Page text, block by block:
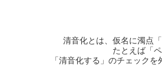
清音化とは、仮名に濁点
たとえば「
「清音化する」のチェック